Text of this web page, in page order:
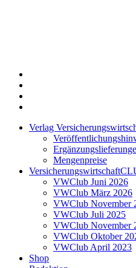
Verlag
Mengenpreise
VWClub Juni 2026
VWClub März 2026
VWClub November
VWClub Juli 2025
VWClub November
VWClub Oktober
VWClub April 2023
Shop